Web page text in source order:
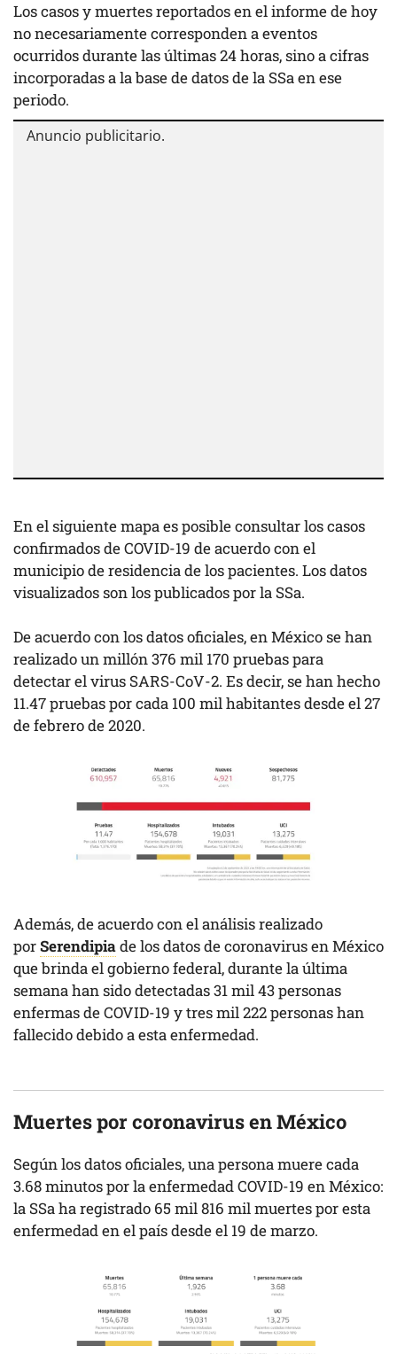
Los casos y muertes reportados en el informe de hoy
no necesariamente corresponden a eventos
ocurridos durante las últimas 24 horas, sino a cifras
incorporadas a la base de datos de la SSa en ese
periodo.
En el siguiente mapa es posible consultar los casos
confirmados de COVID-19 de acuerdo con el
municipio de residencia de los pacientes. Los datos
visualizados son los publicados por la SSa.
De acuerdo con los datos oficiales, en México se han
realizado un millón 376 mil 170 pruebas para
detectar el virus SARS-CoV-2. Es decir, se han hecho
11.47 pruebas por cada 100 mil habitantes desde el 27
de febrero de 2020.
Además, de acuerdo con el análisis realizado
porSerendipiade los datos de coronavirus en México
que brinda el gobierno federal, durante la última
semana han sido detectadas 31 mil 43 personas
enfermas de COVID-19 y tres mil 222 personas han
fallecido debido a esta enfermedad.
Muertes por coronavirus en México
Según los datos oficiales, una persona muere cada
3.68 minutos por la enfermedad COVID-19 en México:
la SSa ha registrado 65 mil 816 mil muertes por esta
enfermedad en el país desde el 19 de marzo.